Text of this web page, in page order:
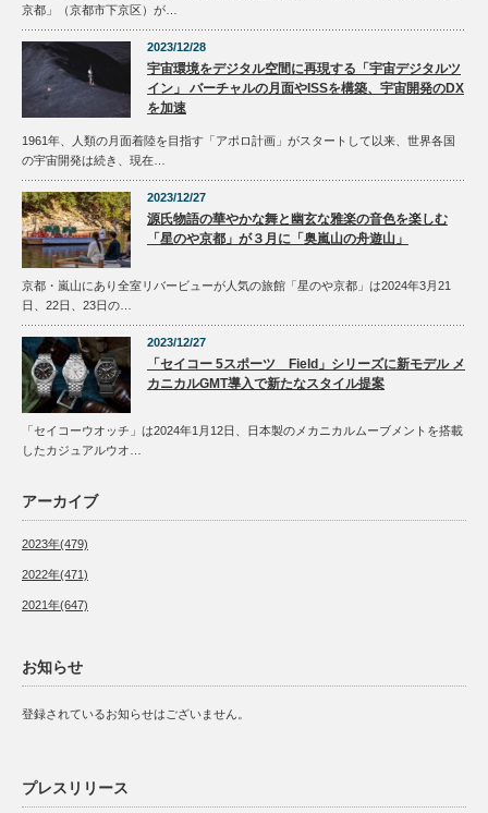
京都」（京都市下京区）が…
2023/12/28
宇宙環境をデジタル空間に再現する「宇宙デジタルツ
イン」 バーチャルの月面やISSを構築、宇宙開発のDX
を加速
1961年、人類の月面着陸を目指す「アポロ計画」がスタートして以来、世界各国
の宇宙開発は続き、現在…
2023/12/27
源氏物語の華やかな舞と幽玄な雅楽の音色を楽しむ
「星のや京都」が３月に「奥嵐山の舟遊山」
京都・嵐山にあり全室リバービューが人気の旅館「星のや京都」は2024年3月21
日、22日、23日の…
2023/12/27
「セイコー 5スポーツ Field」シリーズに新モデル メ
カニカルGMT導入で新たなスタイル提案
「セイコーウオッチ」は2024年1月12日、日本製のメカニカルムーブメントを搭載
したカジュアルウオ…
アーカイブ
2023年(479)
2022年(471)
2021年(647)
お知らせ
登録されているお知らせはございません。
プレスリリース